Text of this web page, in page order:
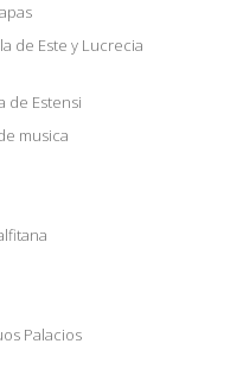
de Este y Lucrecia
de Estensi
musica
Palacios